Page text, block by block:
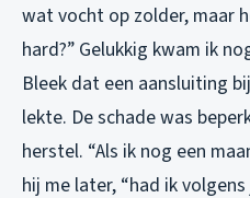
wat vocht op zolder, maar
hard?” Gelukkig kwam ik
Bleek dat een aansluiting
lekte. De schade was
herstel. “Als ik nog een
hij me later, “had ik